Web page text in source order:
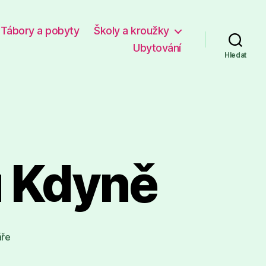
Tábory a pobyty
Školy a kroužky
Ubytování
Hledat
Kdyně
u